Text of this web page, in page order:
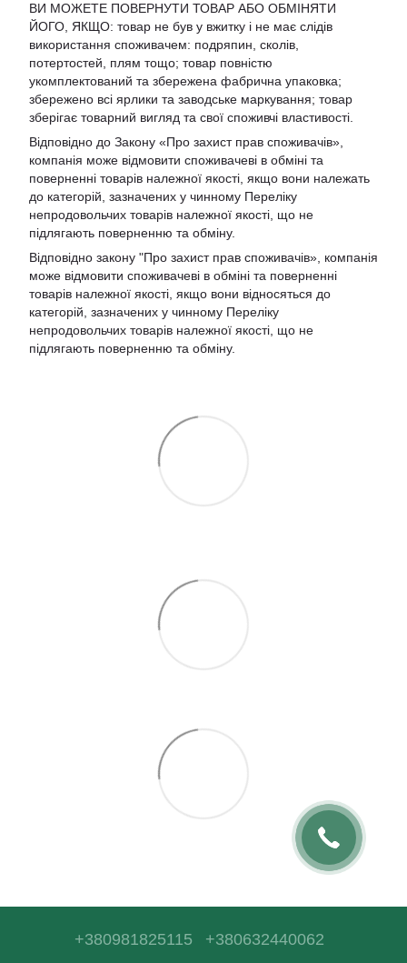
ВИ МОЖЕТЕ ПОВЕРНУТИ ТОВАР АБО ОБМІНЯТИ
ЙОГО, ЯКЩО: товар не був у вжитку і не має слідів
використання споживачем: подряпин, сколів,
потертостей, плям тощо; товар повністю
укомплектований та збережена фабрична упаковка;
збережено всі ярлики та заводське маркування; товар
зберігає товарний вигляд та свої споживчі властивості.
Відповідно до Закону «Про захист прав споживачів»,
компанія може відмовити споживачеві в обміні та
поверненні товарів належної якості, якщо вони належать
до категорій, зазначених у чинному Переліку
непродовольчих товарів належної якості, що не
підлягають поверненню та обміну.
Відповідно закону "Про захист прав споживачів» , компанія
може відмовити споживачеві в обміні та поверненні
товарів належної якості, якщо вони відносяться до
категорій, зазначених у чинному Переліку
непродовольчих товарів належної якості, що не
підлягають поверненню та обміну.
+380981825115 +380632440062